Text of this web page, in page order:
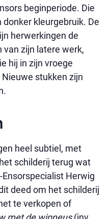
beginperiode. Die
donker kleurgebruik. De
herwerkingen de
zijn latere werk,
hij in zijn vroege
stukken zijn
heel subtiel, met
schilderij terug wat
Herwig
deed om het schilderij
te verkopen of